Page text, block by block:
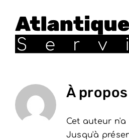
contenu
À
Cet auteur
Jusqu'à